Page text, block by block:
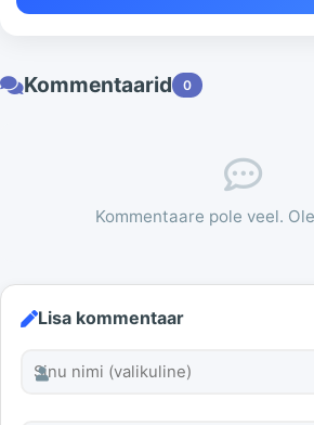
Kommentaarid 0
Kommentaare pole veel.
Lisa kommentaar